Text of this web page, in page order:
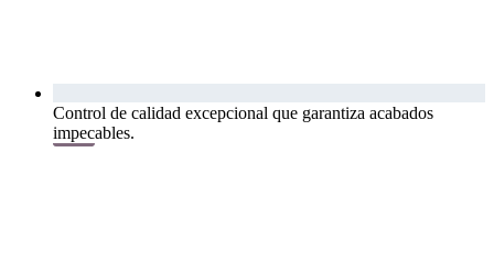
Control de calidad excepcional que garantiza acabados
impecables.